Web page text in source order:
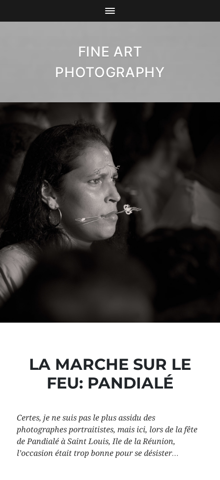
FINE ART
PHOTOGRAPHY
LA MARCHE SUR LE
FEU: PANDIALÉ
Certes, je ne suis pas le plus assidu des
photographes portraitistes, mais ici, lors de la fête
de Pandialé à Saint Louis, Ile de la Réunion,
l’occasion était trop bonne pour se désister…